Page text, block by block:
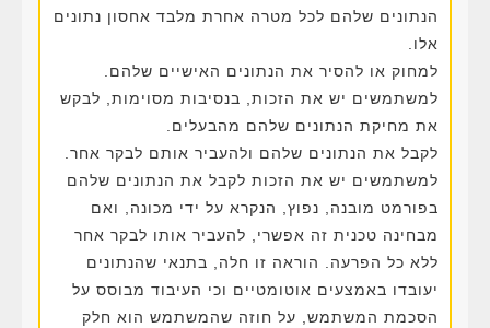
הנתונים שלהם לכל מטרה אחרת מלבד אחסון נתונים
אלו.
למחוק או להסיר את הנתונים האישיים שלהם.
למשתמשים יש את הזכות, בנסיבות מסוימות, לבקש
את מחיקת הנתונים שלהם מהבעלים.
לקבל את הנתונים שלהם ולהעביר אותם לבקר אחר.
למשתמשים יש את הזכות לקבל את הנתונים שלהם
בפורמט מובנה, נפוץ, הנקרא על ידי מכונה, ואם
מבחינה טכנית זה אפשרי, להעביר אותו לבקר אחר
ללא כל הפרעה. הוראה זו חלה, בתנאי שהנתונים
יעובדו באמצעים אוטומטיים וכי העיבוד מבוסס על
הסכמת המשתמש, על חוזה שהמשתמש הוא חלק